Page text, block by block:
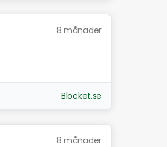
8 månader
Blocket.se
8 månader